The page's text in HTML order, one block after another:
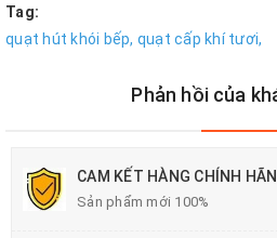
Tag:
quạt hút khói bếp, quạt cấp khí tươi,
Phản hồi của
CAM KẾT HÀNG CHÍNH
Sản phẩm mới 100%